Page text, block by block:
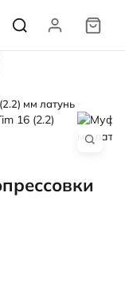
мм латунь